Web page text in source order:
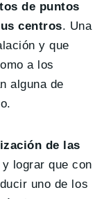
de puntos
centros. Una
y que
a los
alguna de
de las
y lograr que con
uno de los